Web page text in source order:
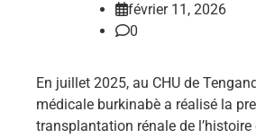
février 11, 2026
0
En juillet 2025, au CHU de
médicale burkinabè a réalisé la
transplantation rénale de l’histoire